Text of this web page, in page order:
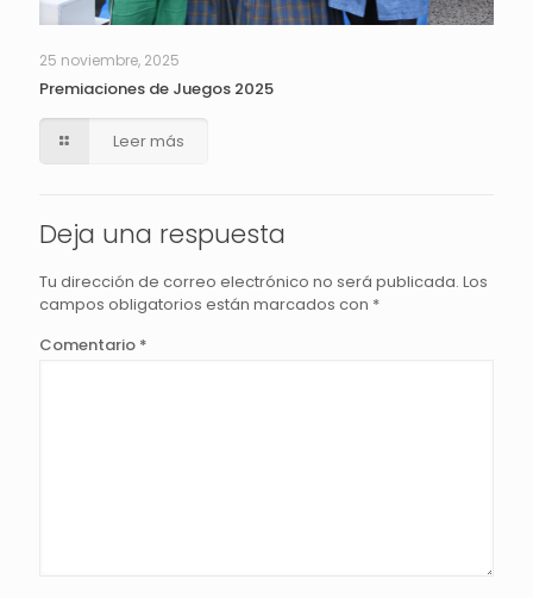
25 noviembre, 2025
Premiaciones de Juegos 2025
Leer más
Deja una respuesta
Tu dirección de correo electrónico no será publicada. Los
campos obligatorios están marcados con *
Comentario *